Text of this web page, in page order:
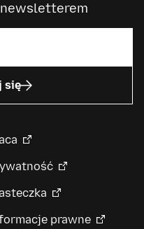
newsletterem
się
prawne